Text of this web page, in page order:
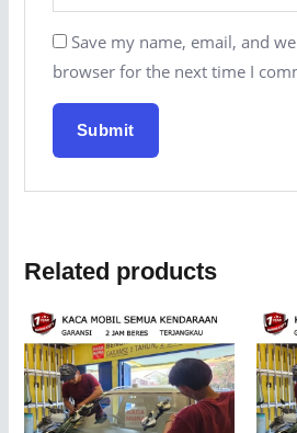
Save my name, email, and
browser for the next time I
Related products